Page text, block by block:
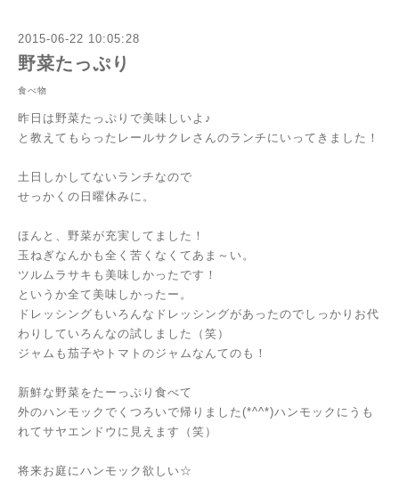
2015-06-22 10:05:28
野菜たっぷり
食べ物
昨日は野菜たっぷりで美味しいよ♪
と教えてもらったレールサクレさんのランチにいってきました！
土日しかしてないランチなので
せっかくの日曜休みに。
ほんと、野菜が充実してました！
玉ねぎなんかも全く苦くなくてあま～い。
ツルムラサキも美味しかったです！
というか全て美味しかったー。
ドレッシングもいろんなドレッシングがあったのでしっかりお代
わりしていろんなの試しました（笑）
ジャムも茄子やトマトのジャムなんてのも！
新鮮な野菜をたーっぷり食べて
外のハンモックでくつろいで帰りました(*^^*)ハンモックにうも
れてサヤエンドウに見えます（笑）
将来お庭にハンモック欲しい☆